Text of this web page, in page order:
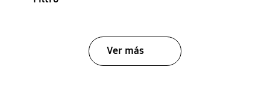
Ver más